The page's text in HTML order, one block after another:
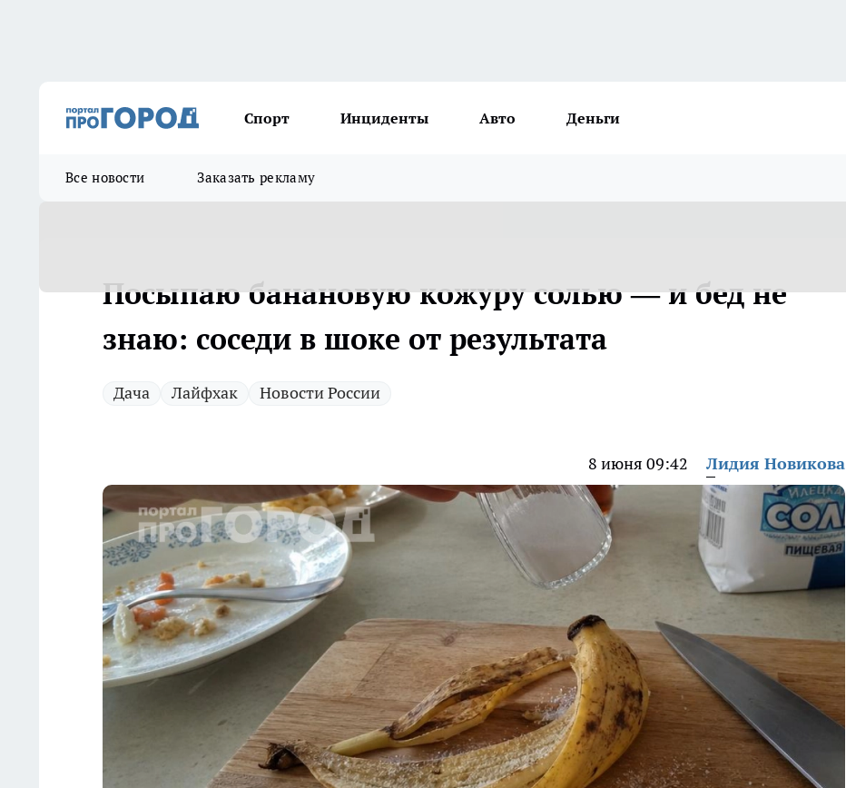
Спорт Инциденты Авто Деньги
Все новости Заказать рекламу
Посыпаю банановую кожуру солью — и бед не
знаю: соседи в шоке от результата
Дача Лайфхак Новости России
8 июня 09:42 Лидия Новикова